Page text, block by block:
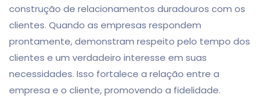
construção de relacionamentos duradouros com os
clientes. Quando as empresas respondem
prontamente, demonstram respeito pelo tempo dos
clientes e um verdadeiro interesse em suas
necessidades. Isso fortalece a relação entre a
empresa e o cliente, promovendo a fidelidade.